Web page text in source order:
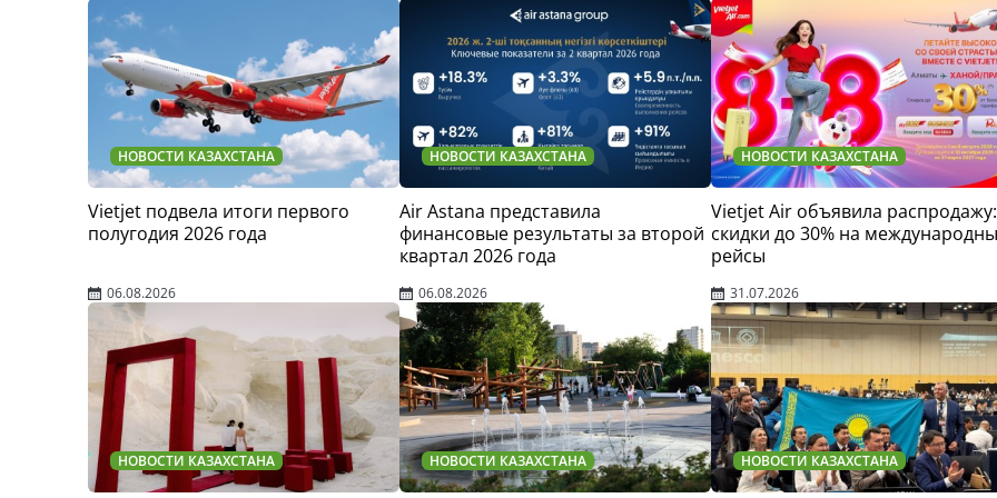
НОВОСТИ КАЗАХСТАНА
Vietjet подвела итоги первого
полугодия 2026 года
06.08.2026
НОВОСТИ КАЗАХСТАНА
Air Astana представила
финансовые результаты за второй
квартал 2026 года
06.08.2026
НОВОСТИ КАЗАХСТАНА
Vietjet Air объявила распродажу:
скидки до 30% на
рейсы
31.07.2026
НОВОСТИ КАЗАХСТАНА НОВОСТИ КАЗАХСТАНА НОВОСТИ КАЗАХСТАНА